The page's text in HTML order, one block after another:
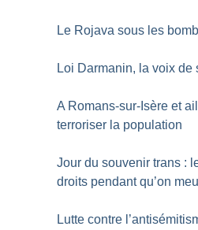
Le Rojava sous les
Loi Darmanin, la voix de
A Romans-sur-Isère et
terroriser la population
Jour du souvenir trans :
droits pendant qu’on
Lutte contre